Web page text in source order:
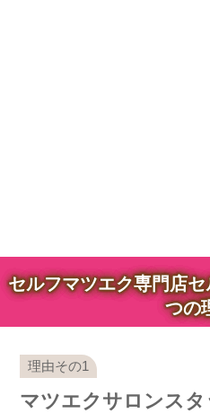
セルフマツエク専門店
つの
マツエクサロンス